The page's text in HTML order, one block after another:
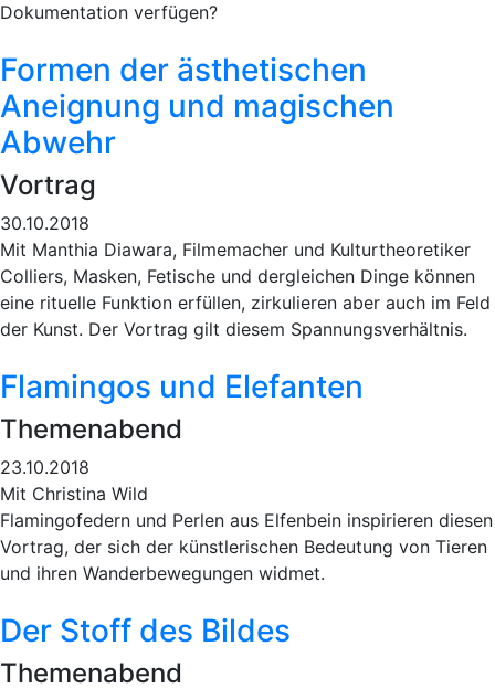
Dokumentation verfügen?
Formen der ästhetischen
Aneignung und magischen
Abwehr
Vortrag
30.10.2018
Mit Manthia Diawara, Filmemacher und Kulturtheoretiker
Colliers, Masken, Fetische und dergleichen Dinge können
eine rituelle Funktion erfüllen, zirkulieren aber auch im Feld
der Kunst. Der Vortrag gilt diesem Spannungsverhältnis.
Flamingos und Elefanten
Themenabend
23.10.2018
Mit Christina Wild
Flamingofedern und Perlen aus Elfenbein inspirieren diesen
Vortrag, der sich der künstlerischen Bedeutung von Tieren
und ihren Wanderbewegungen widmet.
Der Stoff des Bildes
Themenabend